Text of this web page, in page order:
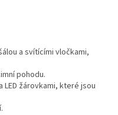
a svítícími vločkami,
pohodu.
žárovkami, které jsou